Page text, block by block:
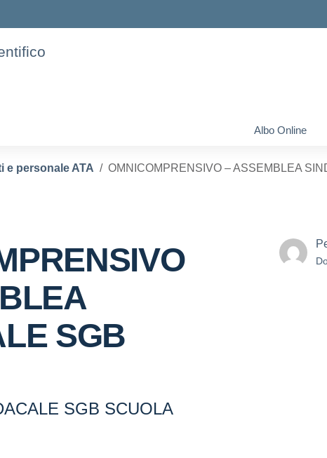
Albo Online
e personale ATA OMNICOMPRENSIVO – ASSEMBLEA
SGB
SGB SCUOLA